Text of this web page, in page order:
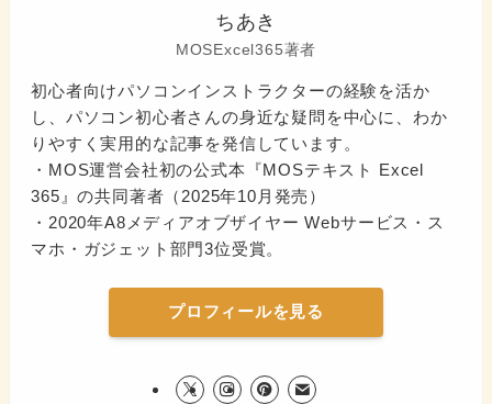
ちあき
MOSExcel365著者
初心者向けパソコンインストラクターの経験を活か
し、パソコン初心者さんの身近な疑問を中心に、わか
りやすく実用的な記事を発信しています。
・MOS運営会社初の公式本『MOSテキスト Excel
365』の共同著者（2025年10月発売）
・2020年A8メディアオブザイヤー Webサービス・ス
マホ・ガジェット部門3位受賞。
プロフィールを見る